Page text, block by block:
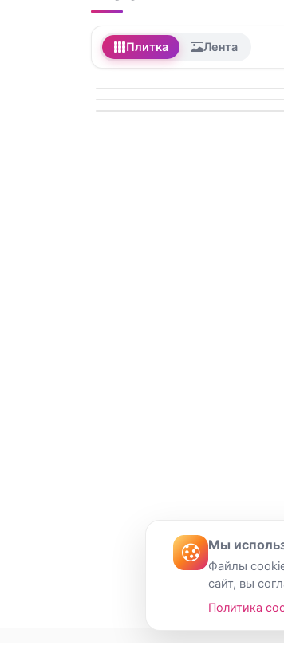
Плитка Лента
Мы
Файлы
сайт, вы
Политика